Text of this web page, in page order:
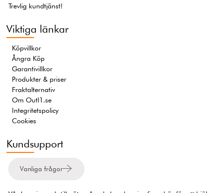
Trevlig kundtjänst!
Viktiga länkar
Köpvillkor
Ångra Köp
Garantivillkor
Produkter & priser
Fraktalternativ
Om Outl1.se
Integritetspolicy
Cookies
Kundsupport
Vanliga frågor